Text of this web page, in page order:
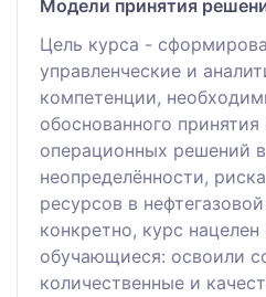
Модели принятия
Цель курса -
управленческие и
компетенции,
обоснованного принятия
операционных решений
неопределённости,
ресурсов в
конкретно, курс
обучающиеся: освоили
количественные и